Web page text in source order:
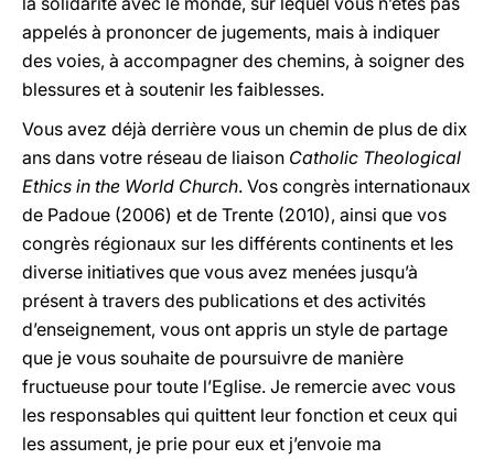
appelés à prononcer de jugements, mais à indiquer
des voies, à accompagner des chemins, à soigner des
blessures et à soutenir les faiblesses.
Vous avez déjà derrière vous un chemin de plus de dix
ans dans votre réseau de liaison Catholic Theological
Ethics in the World Church. Vos congrès internationaux
de Padoue (2006) et de Trente (2010), ainsi que vos
congrès régionaux sur les différents continents et les
diverse initiatives que vous avez menées jusqu’à
présent à travers des publications et des activités
d’enseignement, vous ont appris un style de partage
que je vous souhaite de poursuivre de manière
fructueuse pour toute l’Eglise. Je remercie avec vous
les responsables qui quittent leur fonction et ceux qui
les assument, je prie pour eux et j’envoie ma